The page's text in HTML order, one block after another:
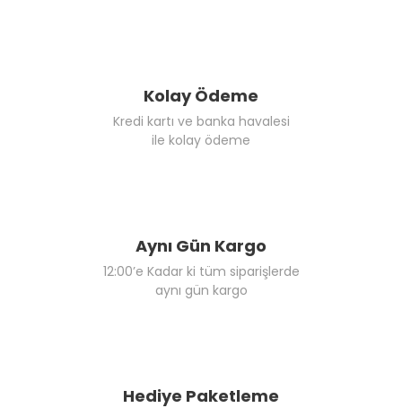
Kolay Ödeme
Kredi kartı ve banka havalesi
ile kolay ödeme
Aynı Gün Kargo
12:00’e Kadar ki tüm siparişlerde
aynı gün kargo
Hediye Paketleme